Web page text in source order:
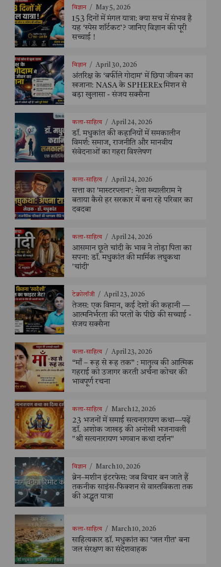
विज्ञान / May 5, 2026
153 दिनों में मंगल यात्रा: क्या सच में संभव है
यह ‘स्पेस शॉर्टकट’? जानिए विज्ञान की पूरी
सच्चाई !
विज्ञान / April 30, 2026
अंतरिक्ष के ‘बर्फीले गोदाम’ में छिपा जीवन का
खजाना: NASA के SPHEREx मिशन से
बड़ा खुलासा - संजय सक्सैना
कला-साहित्य / April 24, 2026
डॉ. मधुकांत की कहानियों में समकालीन
विमर्श: समाज, राजनीति और मानवीय
संवेदनाओं का गहरा विश्लेषण
कला-साहित्य / April 24, 2026
सत्ता का 'मास्टरप्लान': नेता ख्यालीराम ने
बताया कैसे हर सरकार में बना रहे परिवार का
दबदबा
कला-साहित्य / April 24, 2026
आसमान छूते चांदी के भाव ने तोड़ा पिता का
सपना: डॉ. मधुकांत की मार्मिक लघुकथा
'चांदी'
टेक्नोलॉजी / April 23, 2026
तेजस: एक विमान, कई देशों की कहानी —
आत्मनिर्भरता की परतों के पीछे की सच्चाई -
संजय सक्सैना
कला-साहित्य / April 23, 2026
“माँ – रूह से रूह तक” : मातृत्व की आत्मिक
गहराई को उजागर करती अर्चना कोचर की
भावपूर्ण रचना
कला-साहित्य / March 12, 2026
23 भजनों में समाई सत्यनारायण कथा—पढ़ें
डॉ. अशोक जाखड़ की अनोखी भजनावली
"श्री सत्यनारायण भगवान कथा दर्शन"
विज्ञान / March 10, 2026
ब्रेन–मशीन इंटरफेस: जब विचार बन जाते हैं
तकनीक साइंस-फिक्शन से वास्तविकता तक
की अद्भुत यात्रा
कला-साहित्य / March 10, 2026
साहित्यकार डॉ. मधुकांत का ‘जल गीत’ बना
जल संरक्षण का संदेशवाहक